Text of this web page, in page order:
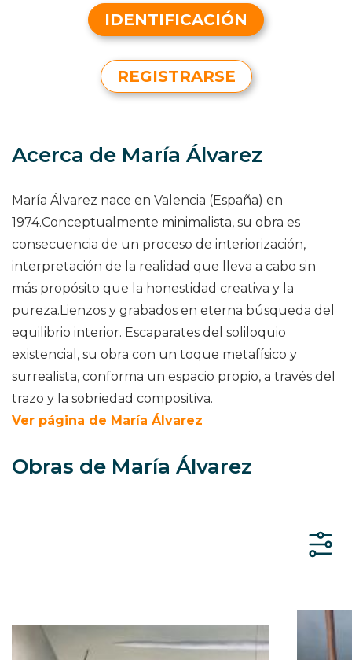
IDENTIFICACIÓN
REGISTRARSE
Acerca de María Álvarez
María Álvarez nace en Valencia (España) en
1974.Conceptualmente minimalista, su obra es
consecuencia de un proceso de interiorización,
interpretación de la realidad que lleva a cabo sin
más propósito que la honestidad creativa y la
pureza.Lienzos y grabados en eterna búsqueda del
equilibrio interior. Escaparates del soliloquio
existencial, su obra con un toque metafísico y
surrealista, conforma un espacio propio, a través del
trazo y la sobriedad compositiva.
Ver página de María Álvarez
Obras de María Álvarez